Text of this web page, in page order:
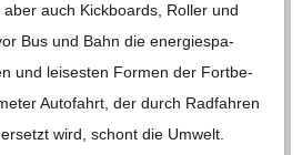
auch Kick­boards, Rol­ler und
Bus und Bahn die ener­gie­spa­
und lei­ses­ten For­men der Fort­be­
Auto­fahrt, der durch Rad­fah­ren
wird, schont die Umwelt.